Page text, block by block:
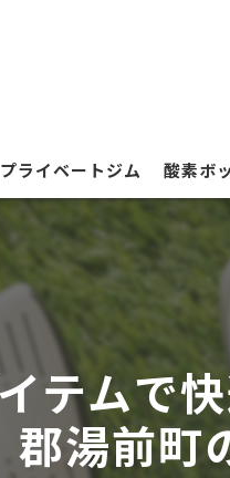
プライベートジム 酸素ボ
テムで
郡湯前町